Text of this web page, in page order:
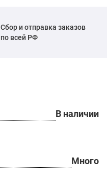
Сбор и отправка заказов
по всей РФ
В наличии
Много